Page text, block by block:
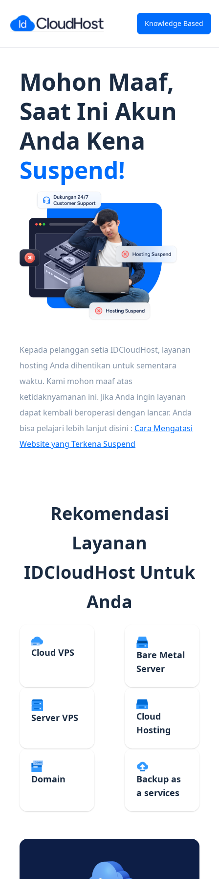
Knowledge Based
Mohon Maaf,
Saat Ini Akun
Anda Kena
Suspend!
Kepada pelanggan setia IDCloudHost, layanan
hosting Anda dihentikan untuk sementara
waktu. Kami mohon maaf atas
ketidaknyamanan ini. Jika Anda ingin layanan
dapat kembali beroperasi dengan lancar. Anda
bisa pelajari lebih lanjut disini : Cara Mengatasi
Website yang Terkena Suspend
Rekomendasi
Layanan
IDCloudHost Untuk
Anda
Cloud VPS
Bare Metal
Server
Server VPS
Cloud
Hosting
Domain
Backup as
a services